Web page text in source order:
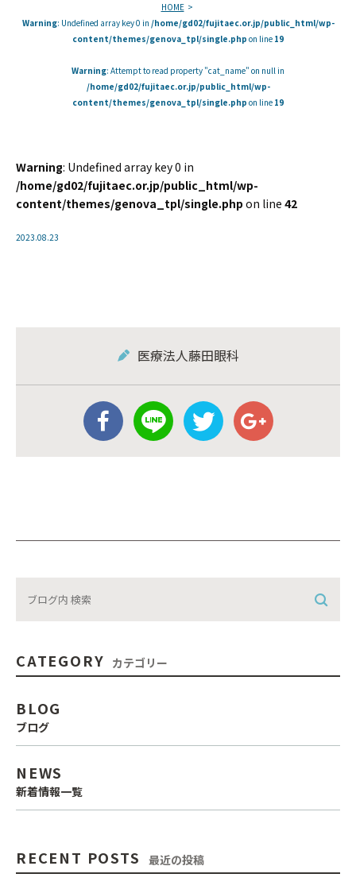
HOME
Warning: Undefined array key 0 in /home/gd02/fujitaec.or.jp/public_html/wp-
content/themes/genova_tpl/single.php on line 19
Warning: Attempt to read property "cat_name" on null in
/home/gd02/fujitaec.or.jp/public_html/wp-
content/themes/genova_tpl/single.php on line 19
Warning: Undefined array key 0 in
/home/gd02/fujitaec.or.jp/public_html/wp-
content/themes/genova_tpl/single.php on line 42
2023.08.23
医療法人藤田眼科
CATEGORY カテゴリー
BLOG
ブログ
NEWS
新着情報一覧
RECENT POSTS 最近の投稿